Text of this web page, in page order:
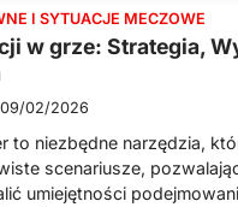
I SYTUACJE MECZOWE
w grze: Strategia,
09/02/2026
to niezbędne narzędzia,
scenariusze,
umiejętności